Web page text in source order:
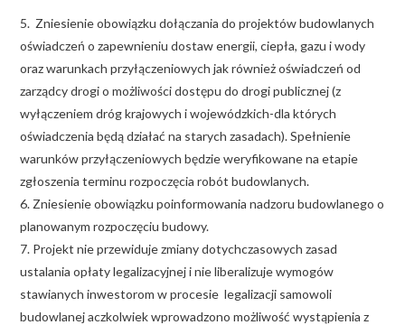
5. Zniesienie obowiązku dołączania do projektów budowlanych
oświadczeń o zapewnieniu dostaw energii, ciepła, gazu i wody
oraz warunkach przyłączeniowych jak również oświadczeń od
zarządcy drogi o możliwości dostępu do drogi publicznej (z
wyłączeniem dróg krajowych i wojewódzkich-dla których
oświadczenia będą działać na starych zasadach). Spełnienie
warunków przyłączeniowych będzie weryfikowane na etapie
zgłoszenia terminu rozpoczęcia robót budowlanych.
6. Zniesienie obowiązku poinformowania nadzoru budowlanego o
planowanym rozpoczęciu budowy.
7. Projekt nie przewiduje zmiany dotychczasowych zasad
ustalania opłaty legalizacyjnej i nie liberalizuje wymogów
stawianych inwestorom w procesie legalizacji samowoli
budowlanej aczkolwiek wprowadzono możliwość wystąpienia z